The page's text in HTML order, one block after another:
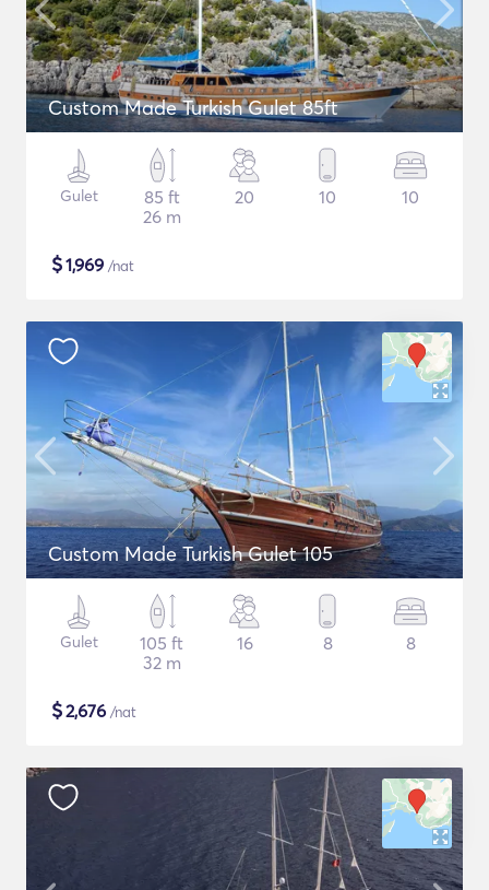
Custom Made Turkish Gulet 85ft
Gulet
85 ft
26 m
20 10 10
$1,969 /nat
Custom Made Turkish Gulet 105
Gulet
105 ft
32 m
16 8 8
$2,676 /nat